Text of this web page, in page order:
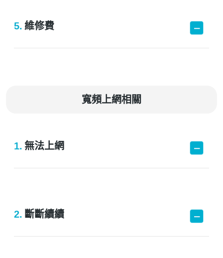
5. 維修費
寬頻上網相關
1. 無法上網
2. 斷斷續續